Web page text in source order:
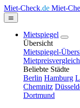
Miet-Check.de Miet-
Mietspiegel
Übersicht
Mietspiegel-
Mietpreisvergleich
Beliebte Städte
Berlin Hamburg
Chemnitz
Dortmund